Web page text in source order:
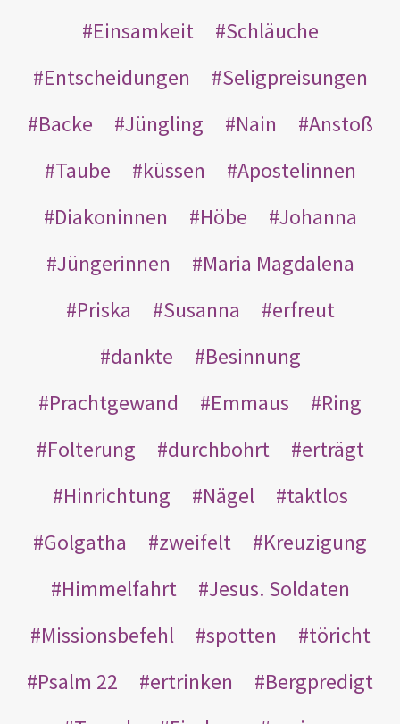
Einsamkeit
Schläuche
Entscheidungen
Seligpreisungen
Backe
Jüngling Nain
Anstoß
Taube
küssen
Apostelinnen
Diakoninnen
Höbe
Johanna
Jüngerinnen
Maria Magdalena
Priska
Susanna
erfreut
dankte
Besinnung
Prachtgewand
Emmaus
Ring
Folterung
durchbohrt
erträgt
Hinrichtung
Nägel
taktlos
Golgatha
zweifelt
Kreuzigung
Himmelfahrt
Jesus. Soldaten
Missionsbefehl
spotten
töricht
Psalm 22
ertrinken
Bergpredigt